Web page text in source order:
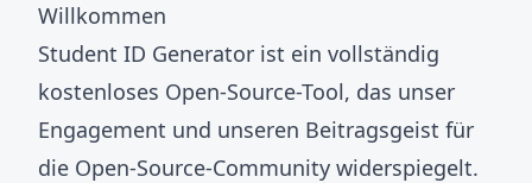
Willkommen
Student ID Generator ist ein vollständig
kostenloses Open-Source-Tool, das unser
Engagement und unseren Beitragsgeist für
die Open-Source-Community widerspiegelt.